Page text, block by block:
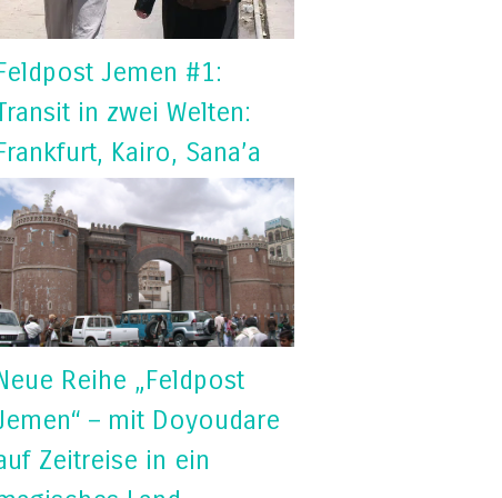
Jemen #1:
in zwei Welten:
Kairo, Sana’a
Reihe „Feldpost
– mit Doyoudare
Zeitreise in ein